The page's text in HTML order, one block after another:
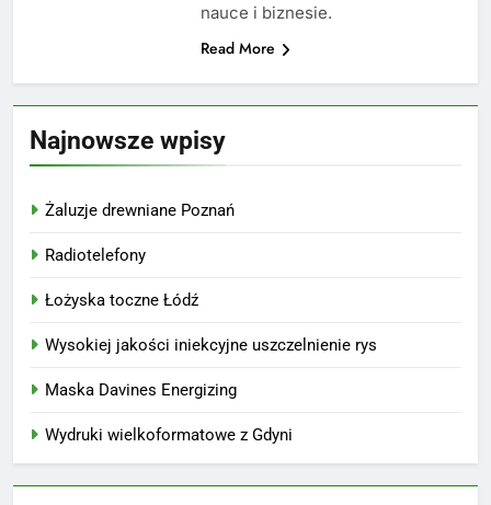
nauce i biznesie.
Read More
Najnowsze wpisy
Żaluzje drewniane Poznań
Radiotelefony
Łożyska toczne Łódź
Wysokiej jakości iniekcyjne uszczelnienie rys
Maska Davines Energizing
Wydruki wielkoformatowe z Gdyni